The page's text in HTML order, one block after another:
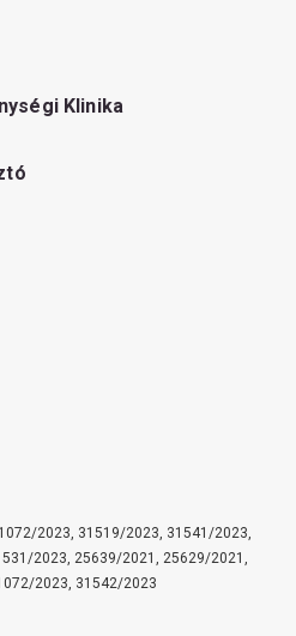
Klinika
2023, 31519/2023, 31541/2023,
2023, 25639/2021, 25629/2021,
2023, 31542/2023